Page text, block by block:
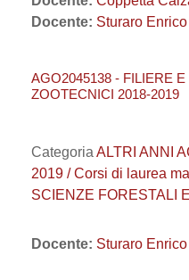
Docente: Sturaro Enrico
AGO2045138 - FILIERE
ZOOTECNICI 2018-2019
Categoria ALTRI ANNI
2019 / Corsi di laurea
SCIENZE FORESTALI
Docente: Sturaro Enrico